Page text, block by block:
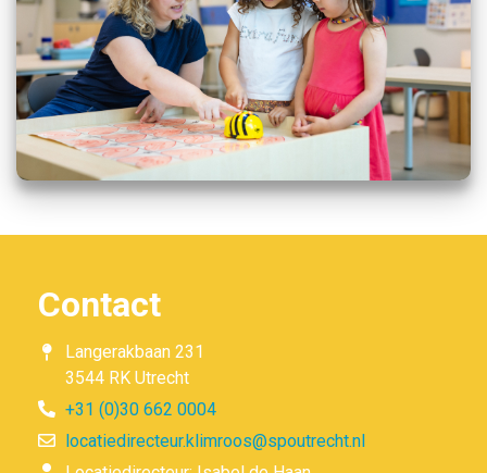
Contact
Langerakbaan 231
3544 RK Utrecht
+31 (0)30 662 0004
locatiedirecteur.klimroos@spoutrecht.nl